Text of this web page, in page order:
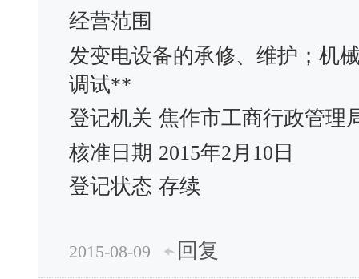
经营范围
发变电设备的承修、维护；机
调试**
登记机关 焦作市工商行政管理
核准日期 2015年2月10日
登记状态 存续
2015-08-09
回复